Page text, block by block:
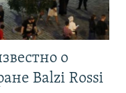
о
Balzi Rossi